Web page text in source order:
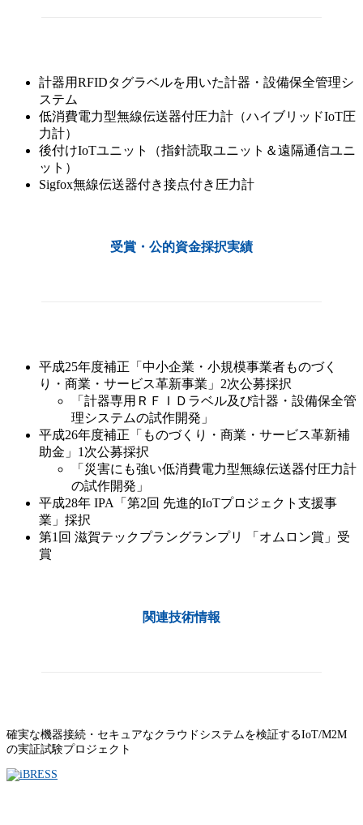
計器用RFIDタグラベルを用いた計器・設備保全管理シ
ステム
低消費電力型無線伝送器付圧力計（ハイブリッドIoT圧
力計）
後付けIoTユニット（指針読取ユニット＆遠隔通信ユニ
ット）
Sigfox無線伝送器付き接点付き圧力計
受賞・公的資金採択実績
平成25年度補正「中小企業・小規模事業者ものづく
り・商業・サービス革新事業」2次公募採択
「計器専用ＲＦＩＤラベル及び計器・設備保全管
理システムの試作開発」
平成26年度補正「ものづくり・商業・サービス革新補
助金」1次公募採択
「災害にも強い低消費電力型無線伝送器付圧力計
の試作開発」
平成28年 IPA「第2回 先進的IoTプロジェクト支援事
業」採択
第1回 滋賀テックプラングランプリ 「オムロン賞」受
賞
関連技術情報
確実な機器接続・セキュアなクラウドシステムを検証するIoT/M2M
の実証試験プロジェクト